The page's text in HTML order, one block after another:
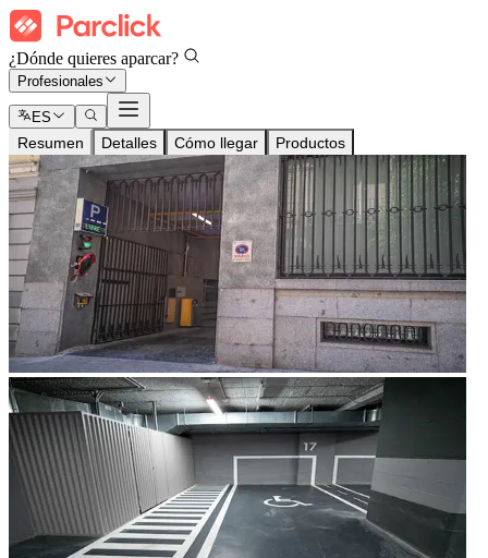
¿Dónde quieres aparcar?
Profesionales
ES
Resumen Detalles Cómo llegar Productos